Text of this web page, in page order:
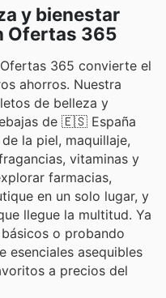
y bienestar
Ofertas 365
365 convierte el
ahorros. Nuestra
de belleza y
de 🇪🇸 España
la piel, maquillaje,
vitaminas y
farmacias,
en un solo lugar, y
llegue la multitud. Ya
o probando
esenciales asequibles
a precios del